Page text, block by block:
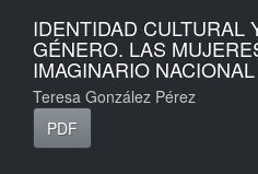
IDENTIDAD CULTURAL
GÉNERO. LAS
IMAGINARIO NACIONAL
Teresa González Pérez
PDF